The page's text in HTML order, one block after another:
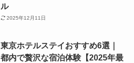
ル
2025年12月11日
東京ホテルステイおすすめ6選｜
都内で贅沢な宿泊体験【2025年最